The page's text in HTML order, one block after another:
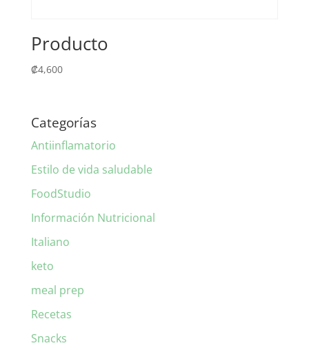
Producto
₡4,600
Categorías
Antiinflamatorio
Estilo de vida saludable
FoodStudio
Información Nutricional
Italiano
keto
meal prep
Recetas
Snacks